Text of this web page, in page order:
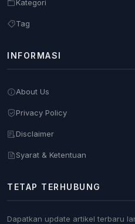
Kategori
Tag
INFORMASI
About Us
Privacy Policy
Disclaimer
Syarat & Ketentuan
TETAP TERHUBUNG
Dapatkan update artikel terbaru